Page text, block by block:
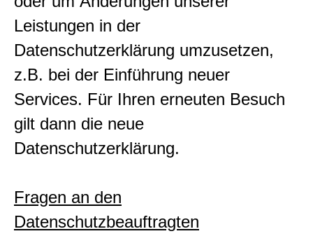
Leistungen in der
Datenschutzerklärung umzusetzen,
z.B. bei der Einführung neuer
Services. Für Ihren erneuten Besuch
gilt dann die neue
Datenschutzerklärung.
Fragen an den
Datenschutzbeauftragten